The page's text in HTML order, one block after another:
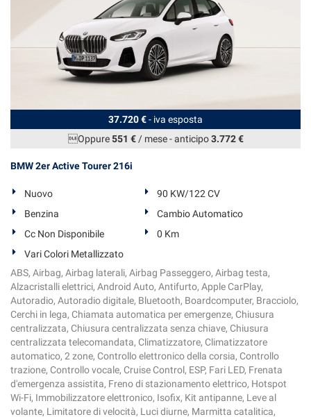
37.720 €- iva esposta
Oppure551 €/ mese-anticipo3.772 €
BMW 2er Active Tourer 216i
Nuovo
90 KW/122 CV
Benzina
Cambio Automatico
Cc Non Disponibile
0 Km
Vari Colori Metallizzato
ABS, Airbag, Airbag laterali, Airbag Passeggero, Airbag testa,
Alzacristalli elettrici, Android Auto, Antifurto, Apple CarPlay,
Autoradio, Autoradio digitale, Bluetooth, Boardcomputer, Bracciolo,
Cerchi in lega, Chiamata automatica per emergenze, Chiusura
centralizzata, Chiusura centralizzata senza chiave, Chiusura
centralizzata telecomandata, Climatizzatore, Climatizzatore
automatico, 2 zone, Controllo elettronico della corsia, Controllo
trazione, Controllo vocale, Cruise Control, ESP, Fari LED, Frenata
d'emergenza assistita, Freno di stazionamento elettrico, Hotspot
Wi-Fi, Immobilizzatore elettronico, Isofix, Kit antipanne, Leve al
volante, Limitatore di velocità, Luci diurne, Marmitta catalitica,